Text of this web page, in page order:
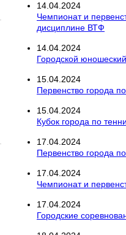
14.04.2024
Чемпионат и
дисциплине ВТФ
14.04.2024
Городской
15.04.2024
Первенство города
15.04.2024
Кубок города по
17.04.2024
Первенство города
17.04.2024
Чемпионат и
17.04.2024
Городские